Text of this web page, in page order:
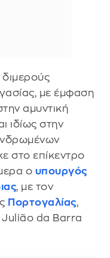
με έμφαση
αμυντική
ιδίως στην
στο επίκεντρο
ο υπουργός
, με τον
Πορτογαλίας,
Julião da Barra